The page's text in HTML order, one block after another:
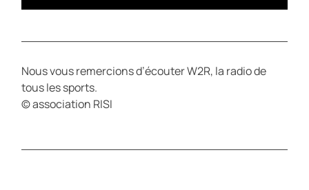
Nous vous remercions d’écouter W2R, la radio de
tous les sports.
© association RISI